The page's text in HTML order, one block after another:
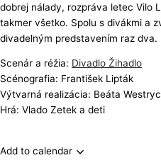
dobrej nálady, rozpráva letec Vilo
takmer všetko. Spolu s divákmi a
divadelným predstavením raz dva.
Scenár a réžia: Divadlo Žihadlo
Scénografia: František Lipták
Výtvarná realizácia: Beáta
Hrá: Vlado Zetek a deti
Add to calendar